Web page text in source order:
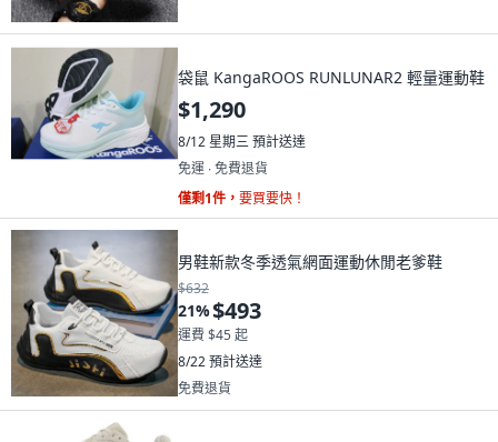
袋鼠 KangaROOS RUNLUNAR2 輕量運動鞋
$1,290
8/12 星期三預計送達
免運 ∙ 免費退貨
僅剩1件， 要買要快！
男鞋新款冬季透氣網面運動休閒老爹鞋
$632
21%$493
運費 $45 起
8/22預計送達
免費退貨